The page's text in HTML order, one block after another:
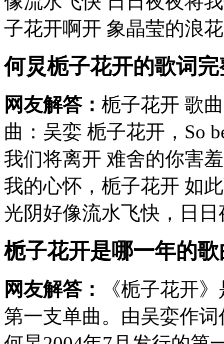
子花开啊开 象晶莹的浪
何炅栀子花开的歌词
网友解答： 栀子花开 歌
曲：吴娈 栀子花开，So
我们将离开 难舍的你害
我的心怀，栀子花开 如
光阴好像流水飞快，日
栀子花开是哪一年的
网友解答：
《栀子花开
第一支单曲。由吴娈作